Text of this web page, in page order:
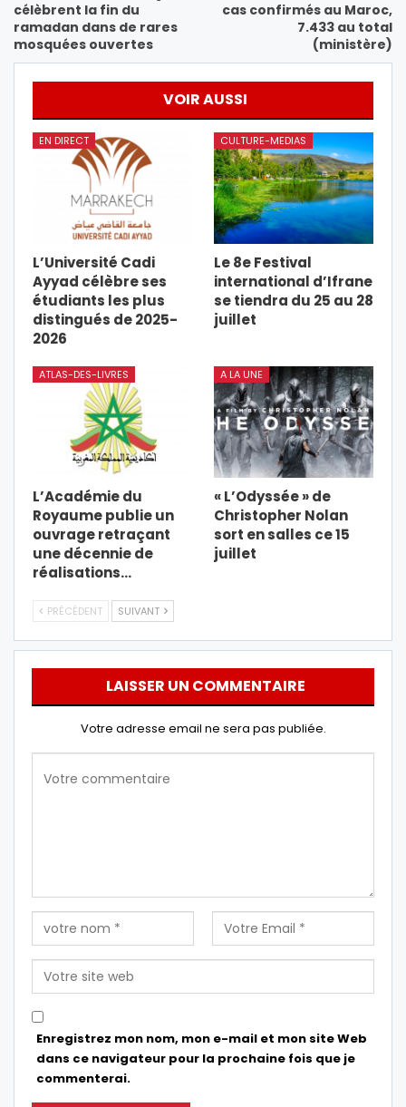
célèbrent la fin du
ramadan dans de rares
mosquées ouvertes
cas confirmés au Maroc,
7.433 au total
(ministère)
VOIR AUSSI
EN DIRECT
L’Université Cadi
Ayyad célèbre ses
étudiants les plus
distingués de 2025-
2026
CULTURE-MEDIAS
Le 8e Festival
international d’Ifrane
se tiendra du 25 au 28
juillet
ATLAS-DES-LIVRES
L’Académie du
Royaume publie un
ouvrage retraçant
une décennie de
réalisations…
A LA UNE
« L’Odyssée » de
Christopher Nolan
sort en salles ce 15
juillet
PRÉCÉDENT SUIVANT
LAISSER UN COMMENTAIRE
Votre adresse email ne sera pas publiée.
Enregistrez mon nom, mon e-mail et mon site Web
dans ce navigateur pour la prochaine fois que je
commenterai.